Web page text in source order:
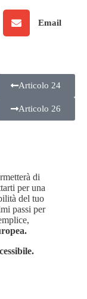
Email
Articolo 24
Articolo 26
di
per una
del tuo
passi per